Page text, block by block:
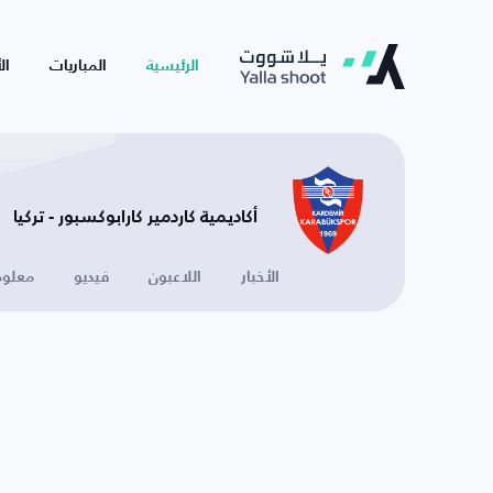
الرئيسية المباريات
أكاديمية كاردمير كارابوكسبور - تركيا
الأخبار اللاعبون فيديو